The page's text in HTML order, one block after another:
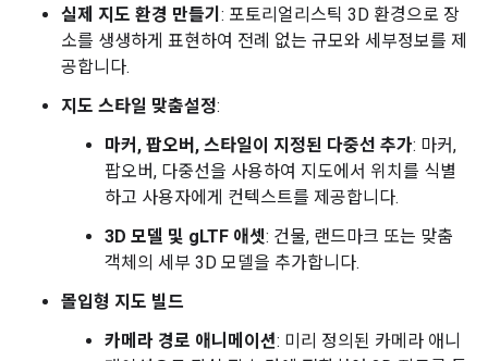
실제 지도 환경 만들기 : 포토리얼리스틱 3D 환경으로 장
소를 생생하게 표현하여 전례 없는 규모와 세부정보를 제
공합니다.
지도 스타일 맞춤설정:
마커, 팝오버, 스타일이 지정된 다중선 추가: 마커,
팝오버, 다중선을 사용하여 지도에서 위치를 식별
하고 사용자에게 컨텍스트를 제공합니다.
3D 모델 및 gLTF 애셋: 건물, 랜드마크 또는 맞춤
객체의 세부 3D 모델을 추가합니다.
몰입형 지도 빌드
카메라 경로 애니메이션: 미리 정의된 카메라 애니